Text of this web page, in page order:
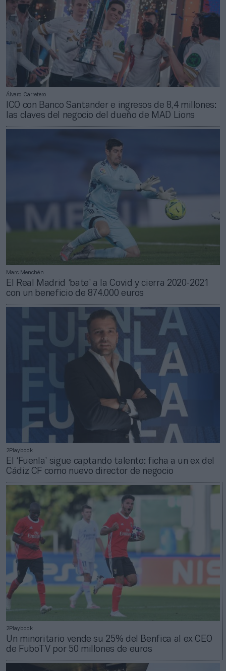
Álvaro Carretero
ICO con Banco Santander e ingresos de 8,4 millones:
las claves del negocio del dueño de MAD Lions
Marc Menchén
El Real Madrid ‘bate’ a la Covid y cierra 2020-2021
con un beneficio de 874.000 euros
2Playbook
El ‘Fuenla’ sigue captando talento: ficha a un ex del
Cádiz CF como nuevo director de negocio
2Playbook
Un minoritario vende su 25% del Benfica al ex CEO
de FuboTV por 50 millones de euros